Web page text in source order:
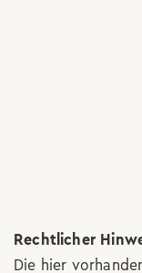
Rechtlicher
Die hier